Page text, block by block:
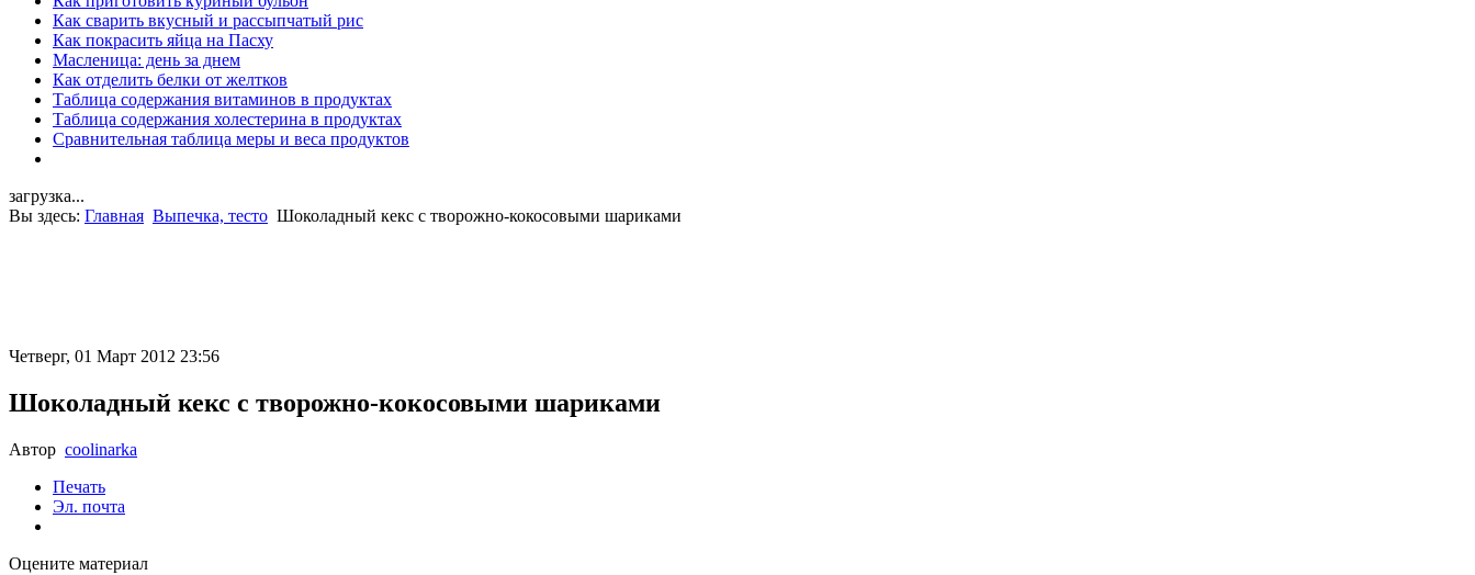
Как сварить вкусный и рассыпчатый рис
Как покрасить яйца на Пасху
Масленица: день за днем
Как отделить белки от желтков
Таблица содержания витаминов в продуктах
Таблица содержания холестерина в продуктах
Сравнительная таблица меры и веса продуктов
загрузка...
Вы здесь: Главная Выпечка, тесто Шоколадный кекс с творожно-кокосовыми шариками
Четверг, 01 Март 2012 23:56
Шоколадный кекс с творожно-кокосовыми шариками
Автор coolinarka
Печать
Эл. почта
Оцените материал